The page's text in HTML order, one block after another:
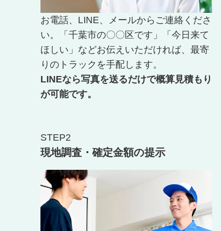
お電話、LINE、メールからご連絡くださ
い。「千葉市の〇〇区です」「今日来て
ほしい」などお伝えいただければ、最寄
りのトラックを手配します。
LINEなら写真を送るだけで概算見積もり
が可能です。
STEP2
現地調査・確定金額の提示